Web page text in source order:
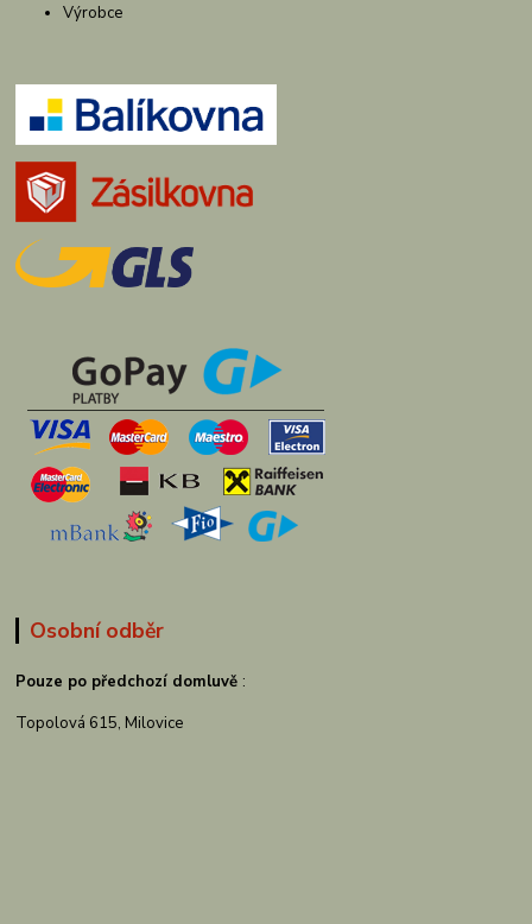
Výrobce
Osobní odběr
Pouze po předchozí domluvě :
Topolová 615, Milovice